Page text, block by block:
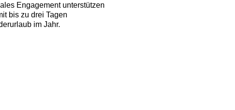
Engagement unterstützen
bis zu drei Tagen
im Jahr.